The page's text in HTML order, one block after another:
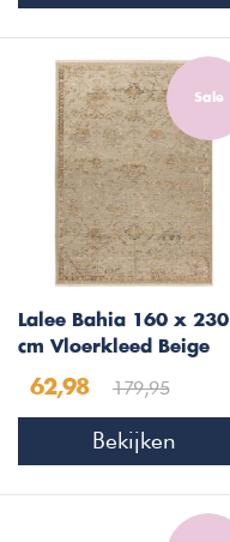
Sale
Lalee Bahia 160 x 230
cm Vloerkleed Beige
62,98 179,95
Bekijken